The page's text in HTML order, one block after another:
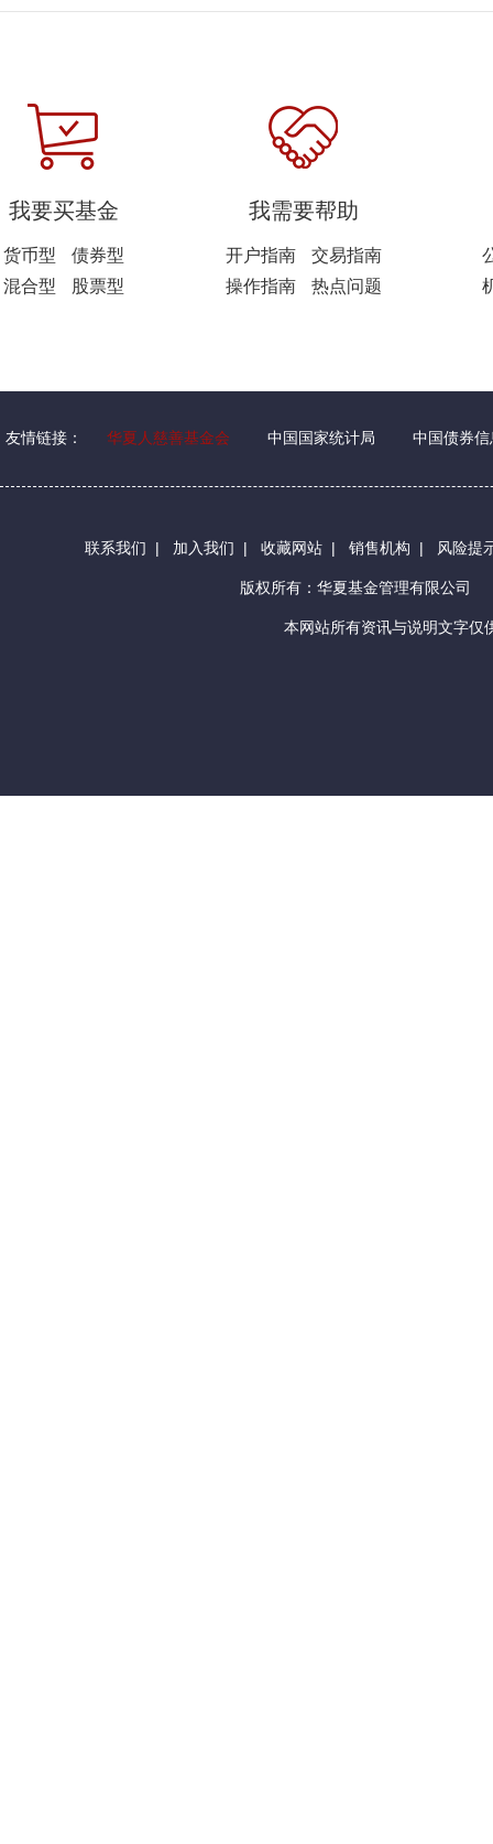
我要买基金
货币型
债券型
混合型
股票型
我需要帮助
开户指南
交易指南
操作指南
热点问题
友情链接： 华夏人慈善基金会 中国国家统计局 中国债券信
联系我们 | 加入我们 | 收藏网站 | 销售机构 | 风险提
版权所有：华夏基金管理有限公司
本网站所有资讯与说明文字仅